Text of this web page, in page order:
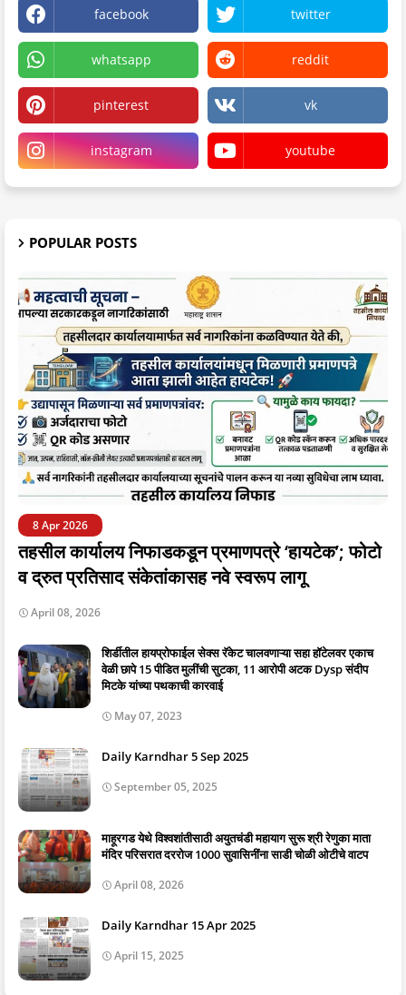
facebook twitter
whatsapp reddit
pinterest vk
instagram youtube
POPULAR POSTS
8 Apr 2026
तहसील कार्यालय निफाडकडून प्रमाणपत्रे ‘हायटेक’; फोटो
व द्रुत प्रतिसाद संकेतांकासह नवे स्वरूप लागू
April 08, 2026
शिर्डीतील हायप्रोफाईल सेक्स रॅकेट चालवणाऱ्या सहा हॉटेलवर एकाच
वेळी छापे 15 पीडित मुलींची सुटका, 11 आरोपी अटक Dysp संदीप
मिटके यांच्या पथकाची कारवाई
May 07, 2023
Daily Karndhar 5 Sep 2025
September 05, 2025
माहूरगड येथे विश्वशांतीसाठी अयुतचंडी महायाग सुरू श्री रेणुका माता
मंदिर परिसरात दररोज 1000 सुवासिनींना साडी चोळी ओटीचे वाटप
April 08, 2026
Daily Karndhar 15 Apr 2025
April 15, 2025